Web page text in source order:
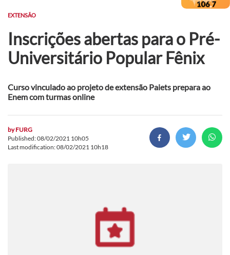
EXTENSÃO
Inscrições abertas para o Pré-
Universitário Popular Fênix
Curso vinculado ao projeto de extensão Paiets prepara ao
Enem com turmas online
byFURG
Published: 08/02/2021 10h05
Last modification: 08/02/2021 10h18